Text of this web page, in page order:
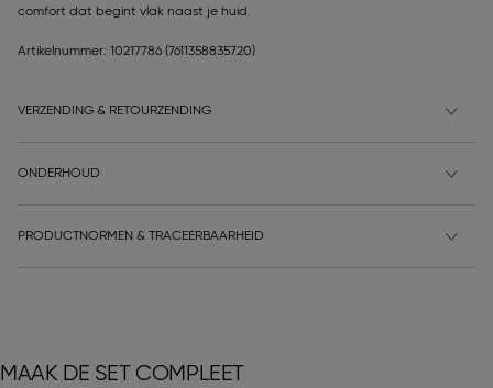
comfort dat begint vlak naast je huid.
Artikelnummer: 10217786 (7611358835720)
VERZENDING & RETOURZENDING
ONDERHOUD
PRODUCTNORMEN & TRACEERBAARHEID
MAAK DE SET COMPLEET